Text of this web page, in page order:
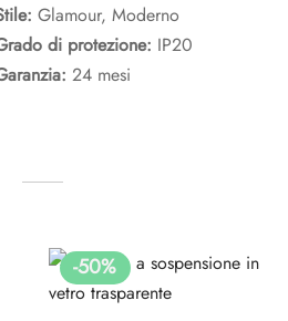
Glamour, Moderno
di protezione: IP20
24 mesi
-50%